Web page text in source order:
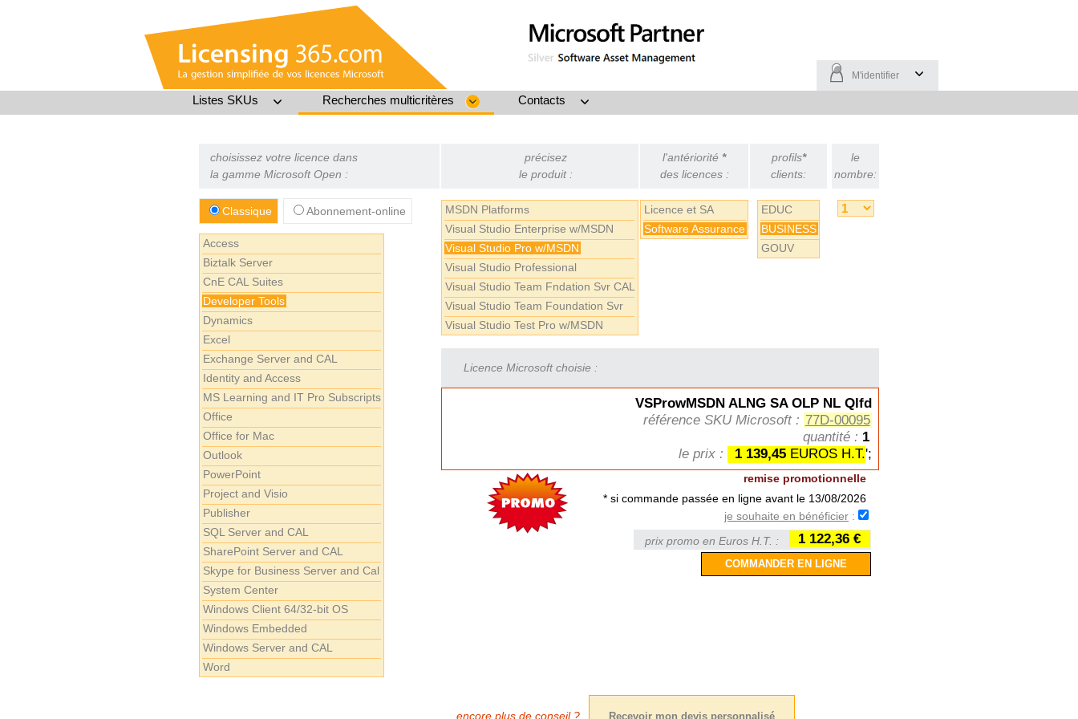
M'identifier
Listes SKUs Recherches multicritères Contacts
choisissez votre licence dans
la gamme Microsoft Open :
Classique Abonnement-online
Access
Biztalk Server
CnE CAL Suites
Developer Tools
Dynamics
Excel
Exchange Server and CAL
Identity and Access
MS Learning and IT Pro Subscripts
Office
Office for Mac
Outlook
PowerPoint
Project and Visio
Publisher
SQL Server and CAL
SharePoint Server and CAL
Skype for Business Server and Cal
System Center
Windows Client 64/32-bit OS
Windows Embedded
Windows Server and CAL
Word
précisez
le produit :
MSDN Platforms
Visual Studio Enterprise w/MSDN
Visual Studio Pro w/MSDN
Visual Studio Professional
Visual Studio Team Fndation Svr CAL
Visual Studio Team Foundation Svr
Visual Studio Test Pro w/MSDN
l'antériorité *
des licences :
Licence et SA
Software Assurance
profils*
clients:
EDUC
BUSINESS
GOUV
le
nombre:
Licence Microsoft choisie :
VSProwMSDN ALNG SA OLP NL Qlfd
référence SKU Microsoft : 77D-00095
quantité : 1
le prix :
1 139,45EUROS H.T.';
remise promotionnelle
* si commande passée en ligne avant le 13/08/2026
je souhaite en bénéficier :
1 122,36 €
prix promo en Euros H.T. :
encore plus de conseil ?